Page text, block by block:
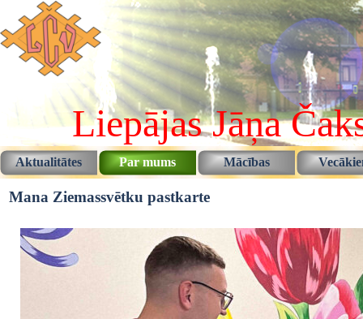
Pāriet uz saturu
Liepājas Jāņa
Aktualitātes Par mums ▼
Mācības ▼
Mana Ziemassvētku pastkarte